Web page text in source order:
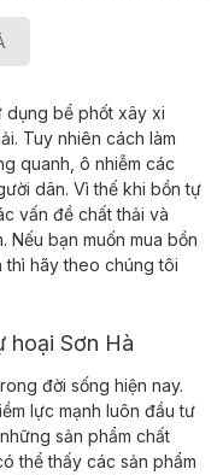
dụng bể phốt xây xi
Tuy nhiên cách làm
quanh, ô nhiễm các
dân. Vì thế khi bồn tự
vấn đề chất thải và
Nếu bạn muốn mua bồn
thì hãy theo chúng tôi
hoại Sơn Hà
đời sống hiện nay.
lực mạnh luôn đầu tư
sản phẩm chất
thể thấy các sản phẩm